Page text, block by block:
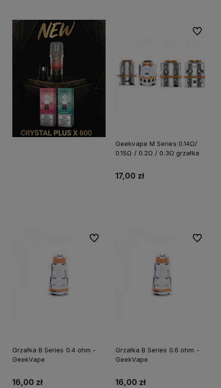
Geekvape M Series 0.14Ω/
0.15Ω / 0.2Ω / 0.3Ω grzałka
17,00 zł
Do
Grzałka B Series 0.4 ohm -
GeekVape
16,00 zł
Do ulubionych
Grzałka B Series 0.6 ohm -
GeekVape
16,00 zł
Do